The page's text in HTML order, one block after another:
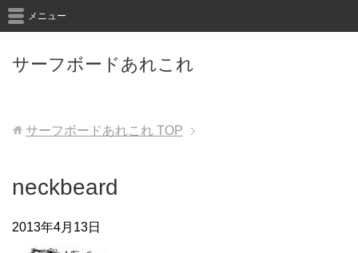
サーフボードあれこれ
メニュー
サーフボードあれこれ TOP
neckbeard
2013年4月13日